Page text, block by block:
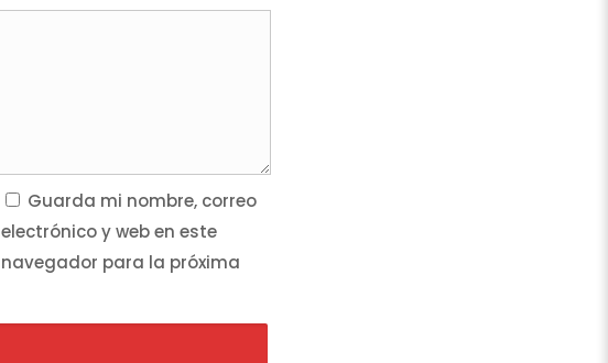
Guarda mi nombre, correo
electrónico y web en este
navegador para la próxima